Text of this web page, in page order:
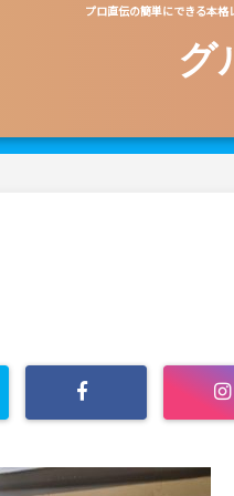
プロ直伝の簡単にできる本格
グ